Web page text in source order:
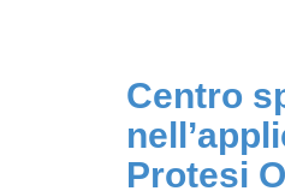
Centro
Protesi